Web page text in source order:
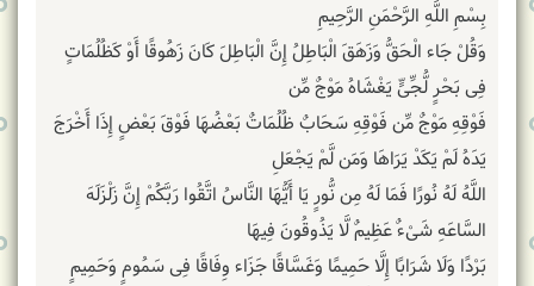
بِسْمِ اللَّهِ الرَّحْمَنِ الرَّحِیمِ
وَقُلْ جَاء الْحَقُّ وَزَهَقَ الْبَاطِلُ إِنَّ الْبَاطِلَ کَانَ زَهُوقًا أَوْ کَظُلُمَاتٍ
فِی بَحْرٍ لُّجِّیٍّ یَغْشَاهُ مَوْجٌ مِّن
فَوْقِهِ مَوْجٌ مِّن فَوْقِهِ سَحَابٌ ظُلُمَاتٌ بَعْضُهَا فَوْقَ بَعْضٍ إِذَا أَخْرَجَ
یَدَهُ لَمْ یَکَدْ یَرَاهَا وَمَن لَّمْ یَجْعَلِ
اللَّهُ لَهُ نُورًا فَمَا لَهُ مِن نُّورٍ یَا أَیُّهَا النَّاسُ اتَّقُوا رَبَّکُمْ إِنَّ زَلْزَلَهَ
السَّاعَهِ شَیْءٌ عَظِیمٌ لَّا یَذُوقُونَ فِیهَا
بَرْدًا وَلَا شَرَابًا إِلَّا حَمِیمًا وَغَسَّاقًا جَزَاء وِفَاقًا فِی سَمُومٍ وَحَمِیمٍ